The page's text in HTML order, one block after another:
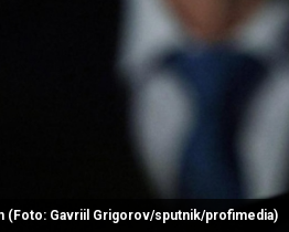
(Foto: Gavriil Grigorov/sputnik/profimedia)